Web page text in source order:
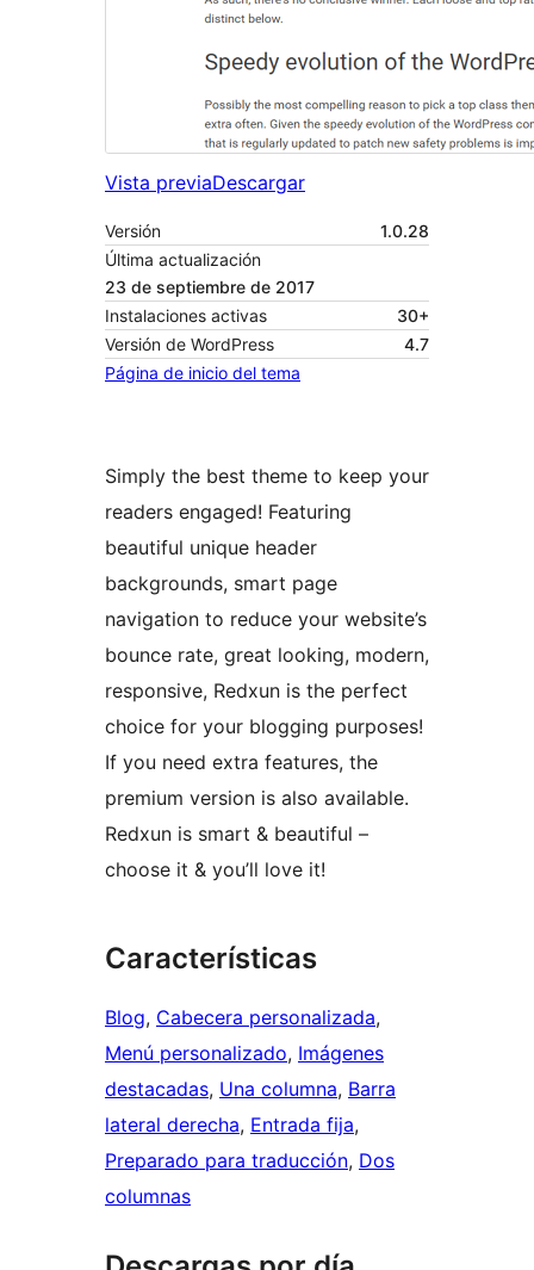
Vista previaDescargar
Versión
1.0.28
Última actualización
23 de septiembre de 2017
Instalaciones activas
30+
Versión de WordPress
4.7
Página de inicio del tema
Simply the best theme to keep your
readers engaged! Featuring
beautiful unique header
backgrounds, smart page
navigation to reduce your website’s
bounce rate, great looking, modern,
responsive, Redxun is the perfect
choice for your blogging purposes!
If you need extra features, the
premium version is also available.
Redxun is smart & beautiful –
choose it & you’ll love it!
Características
Blog, Cabecera personalizada
Menú personalizado, Imágenes
destacadas, Una columna, Barra
lateral derecha, Entrada fija
Preparado para traducción, Dos
columnas